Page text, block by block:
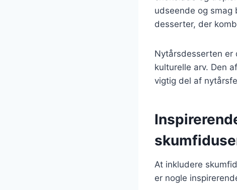
udseende og
desserter, der
Nytårsdesserten er
kulturelle arv. Den
vigtig del af
At inkludere
er nogle